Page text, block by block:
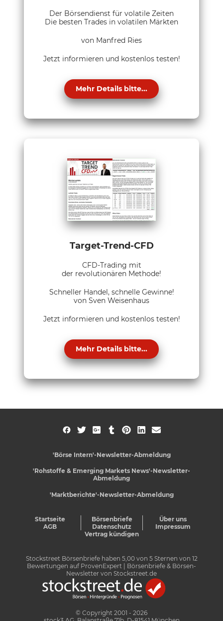
Der Börsendienst für volatile Zeiten
Die besten Trades in volatilen Märkten
von Manfred Ries
Jetzt informieren und kostenlos testen!
Mehr Details bitte...
Target-Trend-CFD
CFD-Trading mit
der revolutionären Methode!
Schneller Handel, schnelle Gewinne!
von Sven Weisenhaus
Jetzt informieren und kostenlos testen!
Mehr Details bitte...
'Börse Intern'-Newsletter-Abmeldung
'Rohstoffe & Emerging Markets News'-Newsletter-
Abmeldung
'Marktberichte'-Newsletter-Abmeldung
Startseite Börsenbriefe
Über uns
AGB
Datenschutz
Impressum
Vertrag kündigen
Stockstreet Börsenbriefe haben 5,00von 5Sternen von 12
Bewertungen auf ProvenExpert
| Börsenbriefe & Börsen-
Newsletter von Stockstreet.de
© Copyright 2001 - 2026